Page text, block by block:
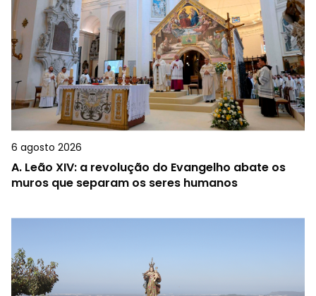
6 agosto 2026
A. Leão XIV: a revolução do Evangelho abate os
muros que separam os seres humanos